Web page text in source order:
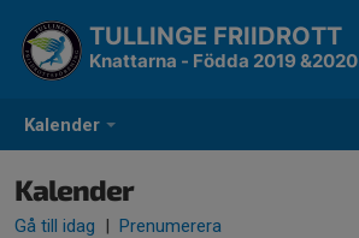
Kalender
TULLINGE FRIIDROTT
Knattarna - Födda 2019 &2020
Kalender
Gå till idag | Prenumerera